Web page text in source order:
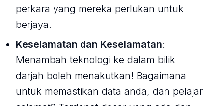
perkara yang mereka perlukan untuk
berjaya.
Keselamatan dan Keselamatan:
Menambah teknologi ke dalam bilik
darjah boleh menakutkan! Bagaimana
untuk memastikan data anda, dan pelajar